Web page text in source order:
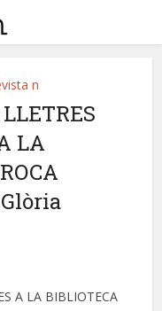
n
LA
A LA BIBLIOTECA